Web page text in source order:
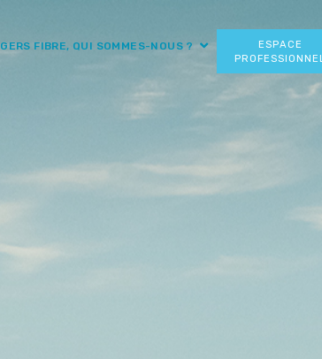
GERS FIBRE, QUI SOMMES-NOUS ?
ESPACE
PROFESSIONNEL